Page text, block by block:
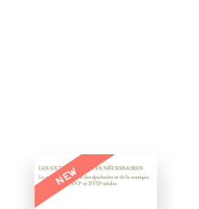
NEW